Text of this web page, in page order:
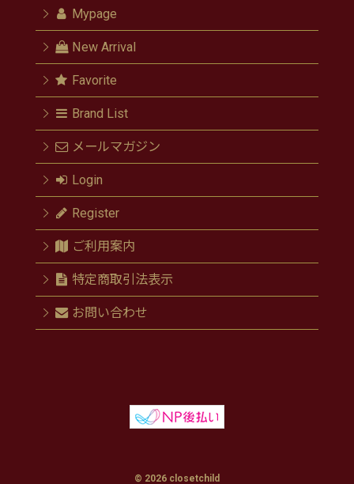
Mypage
New Arrival
Favorite
Brand List
メールマガジン
Login
Register
ご利用案内
特定商取引法表示
お問い合わせ
© 2026 closetchild